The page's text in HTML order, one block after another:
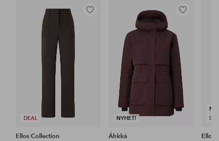
DEAL
Lägg
Ellos Collection
NYHET!
Lägg
favoriter
Áhkká
Ellos